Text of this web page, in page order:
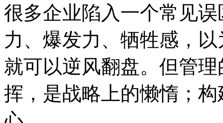
很多企业陷入一个常见
力、爆发力、牺牲感，
就可以逆风翻盘。但管
挥，是战略上的懒惰；